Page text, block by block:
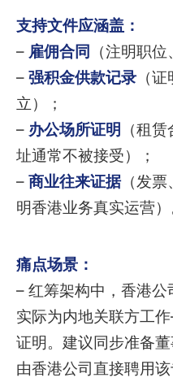
支持文件应涵盖：
– 雇佣合同
（注明职
– 强积金供款记录 （
立）；
– 办公场所证明
（租
址通常不被接受）；
– 商业往来证据（发票
明香港业务真实运营）
痛点场景：
– 红筹架构中，香港
实际为内地关联方工
证明。建议同步准备
由香港公司直接聘用该